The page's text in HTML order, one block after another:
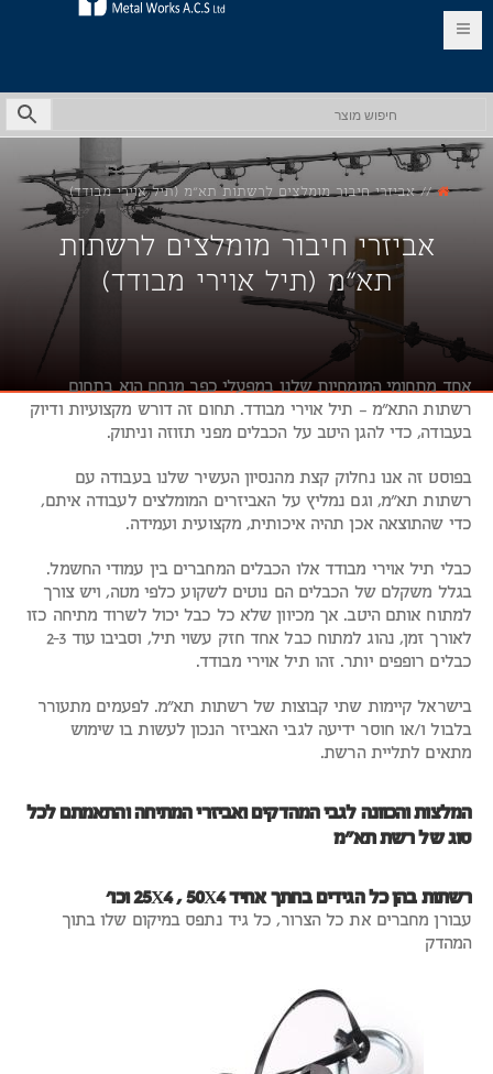
//אביזרי חיבור מומלצים לרשתות תא"מ (תיל אוירי מבודד)
אביזרי חיבור מומלצים לרשתות
תא"מ (תיל אוירי מבודד)
אחד מתחומי המומחיות שלנו במפעלי כפר מנחם הוא בתחום
רשתות התא"מ – תיל אוירי מבודד. תחום זה דורש מקצועיות ודיוק
בעבודה, כדי להגן היטב על הכבלים מפני תזוזה וניתוק.
בפוסט זה אנו נחלוק קצת מהנסיון העשיר שלנו בעבודה עם
רשתות תא"מ, וגם נמליץ על האביזרים המומלצים לעבודה איתם,
כדי שהתוצאה אכן תהיה איכותית, מקצועית ועמידה.
כבלי תיל אוירי מבודד אלו הכבלים המחברים בין עמודי החשמל.
בגלל משקלם של הכבלים הם נוטים לשקוע כלפי מטה, ויש צורך
למתוח אותם היטב. אך מכיוון שלא כל כבל יכול לשרוד מתיחה כזו
לאורך זמן, נהוג למתוח כבל אחד חזק עשוי תיל, וסביבו עוד 2-3
כבלים רופפים יותר. זהו תיל אוירי מבודד.
בישראל קיימות שתי קבוצות של רשתות תא"מ. לפעמים מתעורר
בלבול ו/או חוסר ידיעה לגבי האביזר הנכון לעשות בו שימוש
מתאים לתליית הרשת.
המלצות והכוונה לגבי המהדקים ואביזרי המתיחה והתאמתם לכל
סוג של רשת תא"מ
רשתות בהן כל הגידים בחתך אחיד 25X4 , 50X4 וכו '
עבורן מחברים את כל הצרור, כל גיד נתפס במיקום שלו בתוך
המהדק